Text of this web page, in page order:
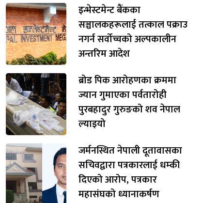
इन्भेस्टमेन्ट बैंकका
सञ्चालकहरूलाई तत्काल पक्राउ
नगर्न सर्वोच्चको अल्पकालीन
अन्तरिम आदेश
ब्रोड पिक आरोहणका क्रममा
ज्यान गुमाएका पर्वतारोही
पुरबहादुर गुरुङको शव नेपाल
ल्याइयो
जर्मनस्थित नेपाली दूतावासका
सचिवद्वारा पत्रकारलाई धम्की
दिएको आरोप, पत्रकार
महासंघको ध्यानाकर्षण